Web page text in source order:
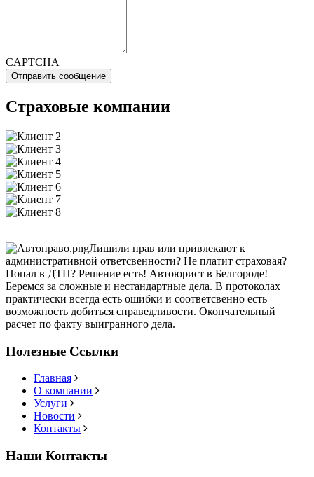
CAPTCHA
Отправить сообщение
Страховые компании
Лишили прав или привлекают к
административной ответсвенности? Не платит страховая?
Попал в ДТП? Решение есть! Автоюрист в Белгороде!
Беремся за сложные и нестандартные дела. В протоколах
практически всегда есть ошибки и соответсвенно есть
возможность добиться справедливости. Окончательный
расчет по факту выигранного дела.
Полезные Ссылки
Главная
О компании
Услуги
Новости
Контакты
Наши Контакты